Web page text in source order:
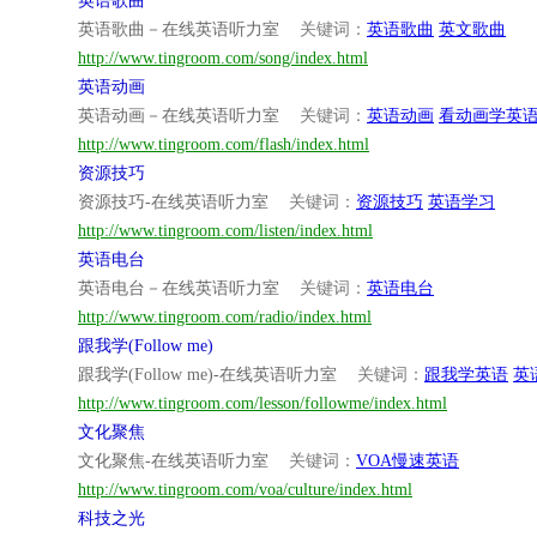
英语歌曲－在线英语听力室
关键词： 英语歌曲 英文歌曲
http://www.tingroom.com/song/index.html
英语动画
英语动画－在线英语听力室
关键词： 英语动画 看动画学英
http://www.tingroom.com/flash/index.html
资源技巧
资源技巧-在线英语听力室
关键词： 资源技巧 英语学习
http://www.tingroom.com/listen/index.html
英语电台
英语电台－在线英语听力室
关键词： 英语电台
http://www.tingroom.com/radio/index.html
跟我学(Follow me)
跟我学(Follow me)-在线英语听力室
关键词： 跟我学英语 英
http://www.tingroom.com/lesson/followme/index.html
文化聚焦
文化聚焦-在线英语听力室
关键词： VOA慢速英语
http://www.tingroom.com/voa/culture/index.html
科技之光